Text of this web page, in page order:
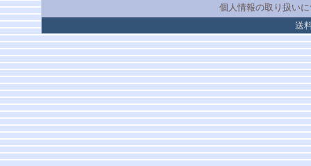
個人情報の取り扱い
送